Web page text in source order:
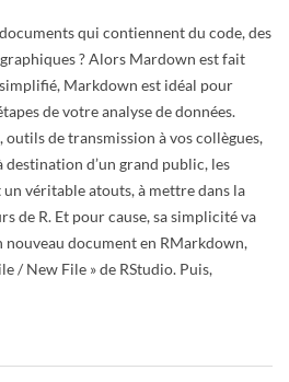
qui contiennent du code, des
? Alors Mardown est fait
Markdown est idéal pour
de votre analyse de données.
de transmission à vos collègues,
destination d’un grand public, les
véritable atouts, à mettre dans la
de R. Et pour cause, sa simplicité va
document en RMarkdown,
/ New File » de RStudio. Puis,